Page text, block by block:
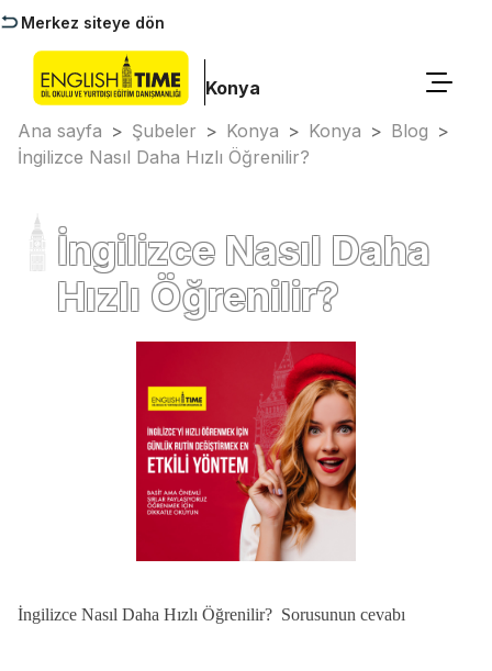
Merkez siteye dön
Konya
Ana sayfa > Şubeler > Konya > Konya > Blog >
İngilizce Nasıl Daha Hızlı Öğrenilir?
İngilizce Nasıl Daha
Hızlı Öğrenilir?
İngilizce Nasıl Daha Hızlı Öğrenilir? Sorusunun cevabı